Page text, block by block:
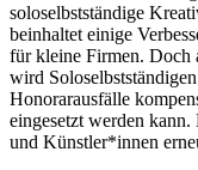
soloselbstständige
beinhaltet einige
für kleine Firmen. Doch
wird
Honorarausfälle
eingesetzt werden
und Künstler*innen